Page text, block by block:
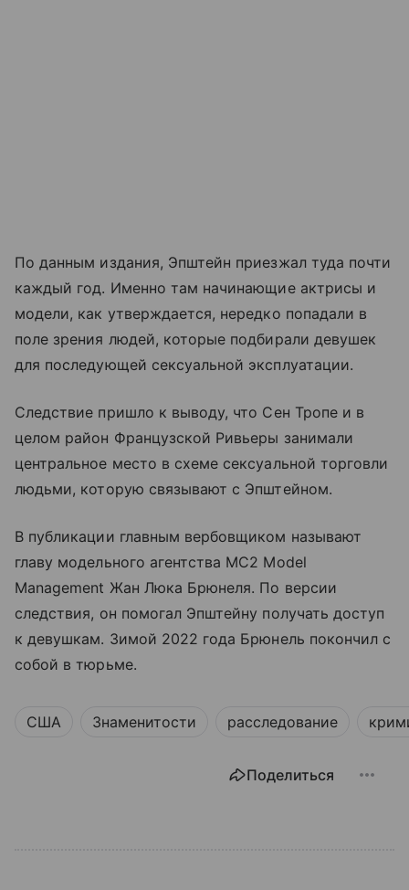
По данным издания, Эпштейн приезжал туда почти
каждый год. Именно там начинающие актрисы и
модели, как утверждается, нередко попадали в
поле зрения людей, которые подбирали девушек
для последующей сексуальной эксплуатации.
Следствие пришло к выводу, что Сен Тропе и в
целом район Французской Ривьеры занимали
центральное место в схеме сексуальной торговли
людьми, которую связывают с Эпштейном.
В публикации главным вербовщиком называют
главу модельного агентства MC2 Model
Management Жан Люка Брюнеля. По версии
следствия, он помогал Эпштейну получать доступ
к девушкам. Зимой 2022 года Брюнель покончил с
собой в тюрьме.
США Знаменитости расследование
Поделиться